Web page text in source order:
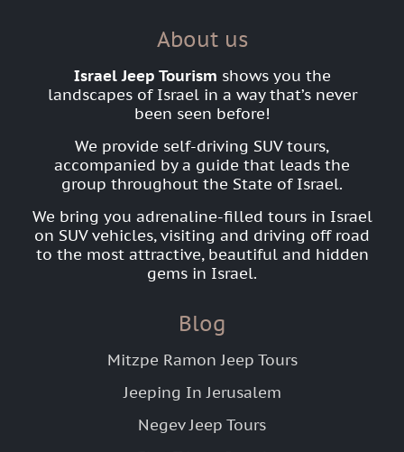
About us
Israel Jeep Tourism shows you the
landscapes of Israel in a way that’s never
been seen before!
We provide self-driving SUV tours,
accompanied by a guide that leads the
group throughout the State of Israel.
We bring you adrenaline-filled tours in Israel
on SUV vehicles, visiting and driving off road
to the most attractive, beautiful and hidden
gems in Israel.
Blog
Mitzpe Ramon Jeep Tours
Jeeping In Jerusalem
Negev Jeep Tours